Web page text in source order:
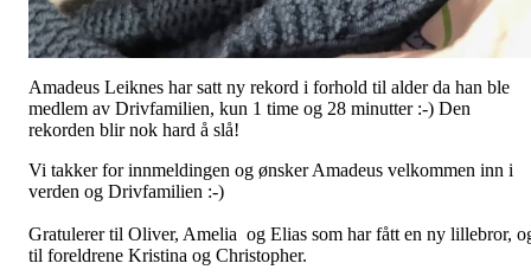
Amadeus Leiknes har satt ny rekord i forhold til alder da han ble
medlem av Drivfamilien, kun 1 time og 28 minutter :-) Den
rekorden blir nok hard å slå!
Vi takker for innmeldingen og ønsker Amadeus velkommen inn i
verden og Drivfamilien :-)
Gratulerer til Oliver, Amelia og Elias som har fått en ny lillebror,
til foreldrene Kristina og Christopher.